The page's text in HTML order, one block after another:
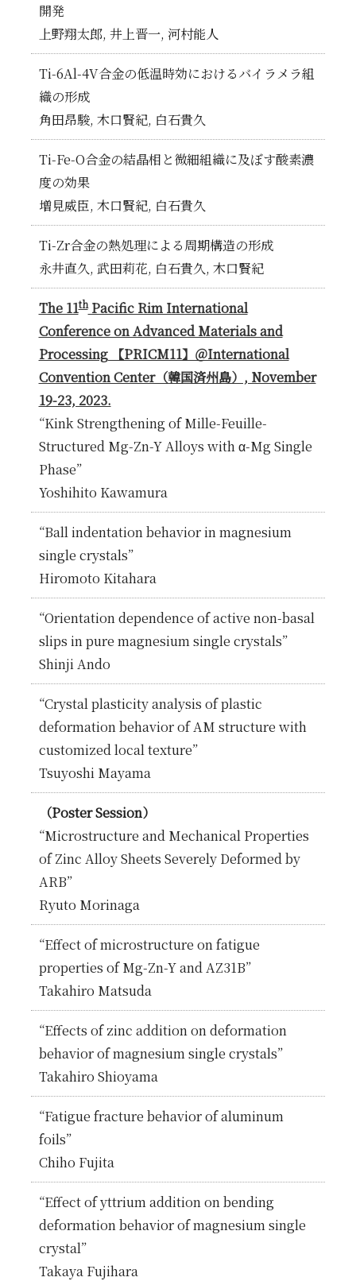
開発
上野翔太郎, 井上晋一, 河村能人
Ti-6Al-4V合金の低温時効におけるバイラメラ組
織の形成
角田昂駿, 木口賢紀, 白石貴久
Ti-Fe-O合金の結晶相と微細組織に及ぼす酸素濃
度の効果
増見威臣, 木口賢紀, 白石貴久
Ti-Zr合金の熱処理による周期構造の形成
永井直久, 武田莉花, 白石貴久, 木口賢紀
The 11thPacific Rim International
Conference on Advanced Materials and
Processing 【PRICM11】＠International
Convention Center（韓国済州島）, November
19-23, 2023.
“Kink Strengthening of Mille-Feuille-
Structured Mg-Zn-Y Alloys with α-Mg Single
Phase”
Yoshihito Kawamura
“Ball indentation behavior in magnesium
single crystals”
Hiromoto Kitahara
“Orientation dependence of active non-basal
slips in pure magnesium single crystals”
Shinji Ando
“Crystal plasticity analysis of plastic
deformation behavior of AM structure with
customized local texture”
Tsuyoshi Mayama
（Poster Session）
“Microstructure and Mechanical Properties
of Zinc Alloy Sheets Severely Deformed by
ARB”
Ryuto Morinaga
“Effect of microstructure on fatigue
properties of Mg-Zn-Y and AZ31B”
Takahiro Matsuda
“Effects of zinc addition on deformation
behavior of magnesium single crystals”
Takahiro Shioyama
“Fatigue fracture behavior of aluminum
foils”
Chiho Fujita
“Effect of yttrium addition on bending
deformation behavior of magnesium single
crystal”
Takaya Fujihara